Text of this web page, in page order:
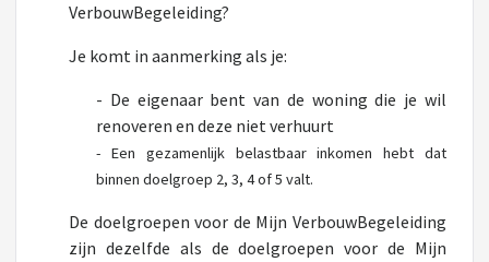
VerbouwBegeleiding?
Je komt in aanmerking als je:
- De eigenaar bent van de woning die je wil
renoveren en deze niet verhuurt
- Een gezamenlijk belastbaar inkomen hebt dat
binnen doelgroep 2, 3, 4 of 5 valt.
De doelgroepen voor de Mijn VerbouwBegeleiding
zijn dezelfde als de doelgroepen voor de Mijn